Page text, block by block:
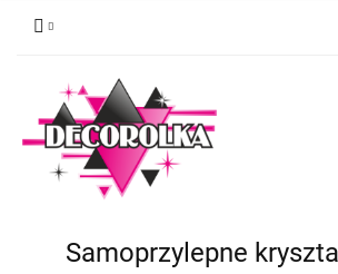
Dodaj
Samoprzylepne